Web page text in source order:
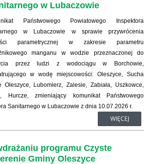
w Lubaczowie
Państwowego Powiatowego Inspektora
w Lubaczowie w sprawie przywrócenia
parametrycznej w zakresie parametru
manganu w wodzie przeznaczonej do
przez ludzi z wodociągu w Borchowie,
w wodę miejscowości: Oleszyce, Sucha
Oleszyce, Lubomierz, Zalesie, Zabiała, Uszkowce,
Hurcze, zmieniający komunikat Państwowego
Sanitarnego w Lubaczowie z dnia 10.07.2026 r.
WIĘCEJ
programu Czyste
Gminy Oleszyce